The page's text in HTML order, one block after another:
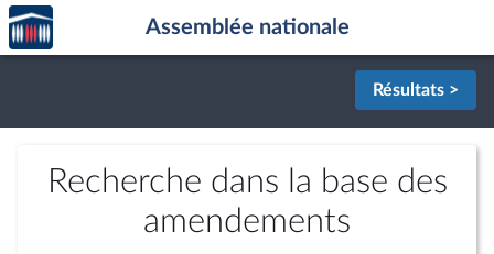
Aller au contenu
Aller en bas de la page
Accèder
à la
page
Assemblée nationale
Résultats >
Recherche dans la base des
amendements